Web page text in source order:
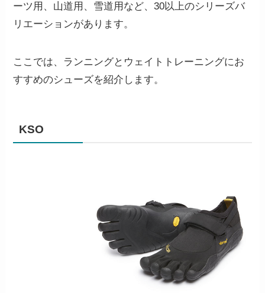
ーツ用、山道用、雪道用など、30以上のシリーズバ
リエーションがあります。
ここでは、ランニングとウェイトトレーニングにお
すすめのシューズを紹介します。
KSO